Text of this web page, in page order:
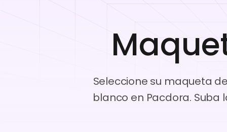
Seleccione su maqueta
blanco en Pacdora.